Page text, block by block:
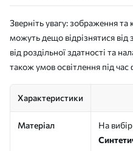
Зверніть увагу: зображення
можуть дещо відрізнятися
від роздільної здатності та
також умов освітлення під
Характеристики
Матеріал
На